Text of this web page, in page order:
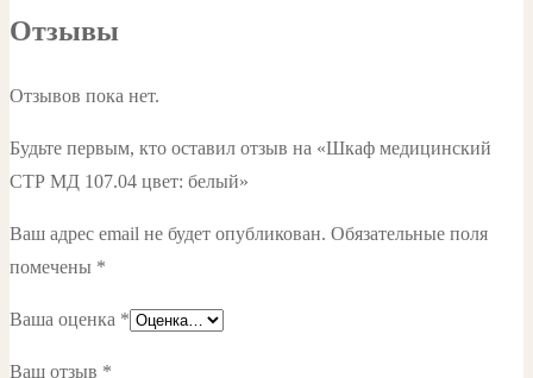
Отзывы
Отзывов пока нет.
Будьте первым, кто оставил отзыв на «Шкаф медицинский
СТР МД 107.04 цвет: белый»
Ваш адрес email не будет опубликован. Обязательные поля
помечены *
Ваша оценка *
Ваш отзыв *